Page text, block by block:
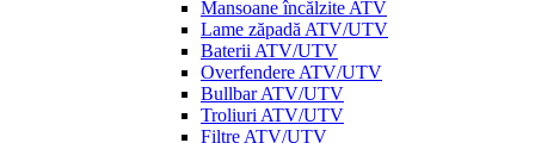
Mansoane încălzite ATV
Lame zăpadă ATV/UTV
Baterii ATV/UTV
Overfendere ATV/UTV
Bullbar ATV/UTV
Troliuri ATV/UTV
Filtre ATV/UTV